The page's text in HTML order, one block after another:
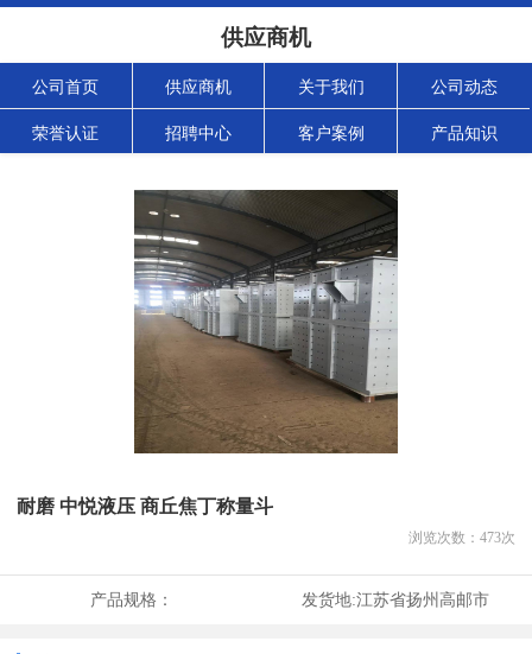
供应商机
公司首页 供应商机 关于我们 公司动态
荣誉认证 招聘中心 客户案例 产品知识
耐磨 中悦液压 商丘焦丁称量斗
浏览次数： 473次
产品规格： 发货地:江苏省扬州高邮市